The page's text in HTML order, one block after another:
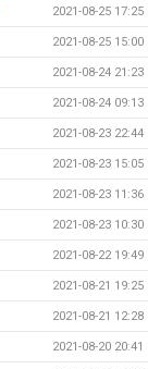
2021-08-25 17:25
2021-08-25 15:00
2021-08-24 21:23
2021-08-24 09:13
2021-08-23 22:44
2021-08-23 15:05
2021-08-23 11:36
2021-08-23 10:30
2021-08-22 19:49
2021-08-21 19:25
2021-08-21 12:28
2021-08-20 20:41